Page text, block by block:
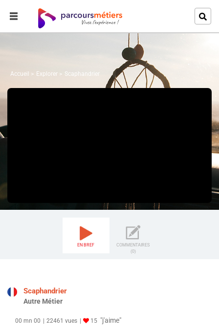
Accueil Explorer Scaphandrier
EN BREF
COMMENTAIRES
(0)
Scaphandrier
Autre Métier
00 mn 00 22461 vues 15 "j'aime"